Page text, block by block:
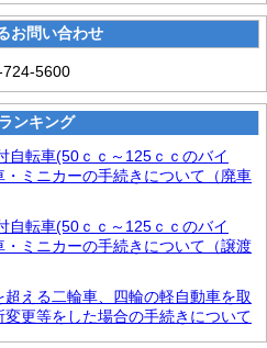
お問い合わせ
724-5600
ンキング
転車(50ｃｃ～125ｃｃのバイ
ミニカーの手続きについて（廃車
転車(50ｃｃ～125ｃｃのバイ
ミニカーの手続きについて（譲渡
える二輪車、四輪の軽自動車を取
更等をした場合の手続きについて